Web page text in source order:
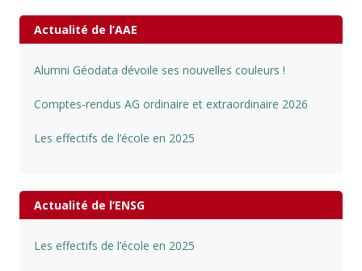
Actualité de l’AAE
Alumni Géodata dévoile ses nouvelles couleurs !
Comptes-rendus AG ordinaire et extraordinaire 2026
Les effectifs de l’école en 2025
Actualité de l’ENSG
Les effectifs de l’école en 2025